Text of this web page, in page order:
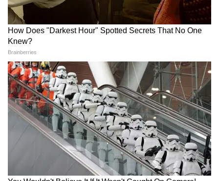
पहली बार होगा ड्रोन शो और स्मार्ट टेक्नोलॉजी का उपयोग
अधिकारियों ने बताया कि पहली बार जंबूरी में दो दिवसीय
ड्रोन शो आयोजित किया जाएगा, जिसमें सैकड़ों ड्रोन
मिलकर स्काउटिंग और युवा सशक्तिकरण की झलक
प्रस्तुत करेंगे। इसके अलावा, आरएफआईडी आधारित स्मार्ट
आईडी कार्ड से प्रतिभागियों की एंट्री और उपस्थिति दर्ज
की जाएगी। व्हाट्सएप आधारित रियल-टाइम सूचना
प्रणाली के माध्यम से प्रतिभागियों को अपडेट्स मिलेंगे।
कार्यक्रम में स्किल वर्कशॉप, एडवेंचर एक्टिविटीज जैसे
रैपलिंग, वॉल क्लाइम्बिंग, स्काई साइक्लिंग, ज़िप लाइन,
शूटिंग, ज़ोर्बिंग बॉल, कमांडो ब्रिज और आर्चरी जैसी